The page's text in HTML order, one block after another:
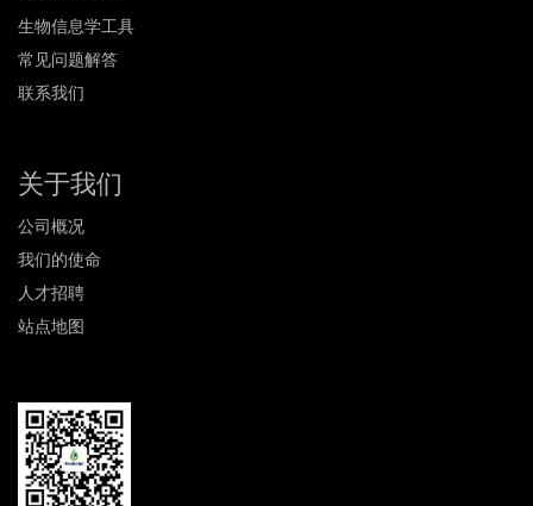
生物信息学工具
常见问题解答
联系我们
关于我们
公司概况
我们的使命
人才招聘
站点地图